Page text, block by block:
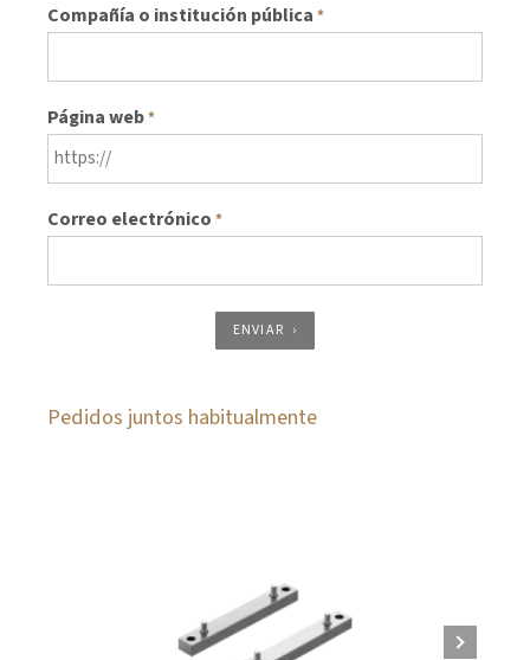
Compañía o institución pública *
Página web*
Correo electrónico *
ENVIAR
Pedidos juntos habitualmente